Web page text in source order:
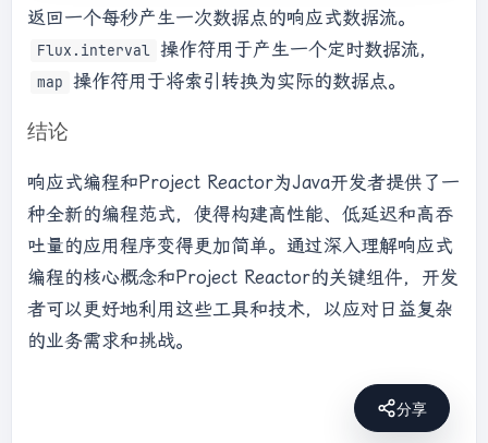
返回一个每秒产生一次数据点的响应式数据流。
Flux.interval 操作符用于产生一个定时数据流，
map 操作符用于将索引转换为实际的数据点。
结论
响应式编程和Project Reactor为Java开发者提供了一
种全新的编程范式，使得构建高性能、低延迟和高吞
吐量的应用程序变得更加简单。通过深入理解响应式
编程的核心概念和Project Reactor的关键组件，开发
者可以更好地利用这些工具和技术，以应对日益复杂
的业务需求和挑战。
分享